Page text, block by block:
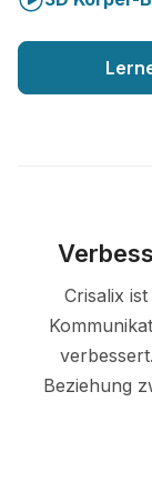
Crisalix
Beziehung